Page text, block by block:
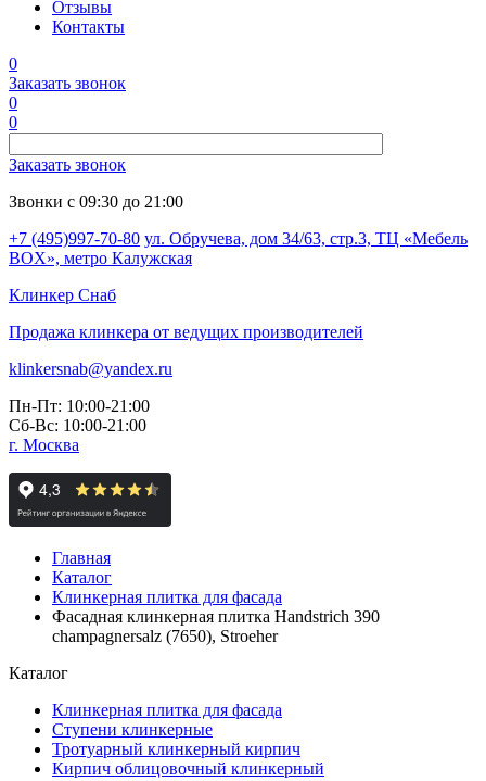
Отзывы
Контакты
0
Заказать звонок
0
0
Заказать звонок
Звонки с 09:30 до 21:00
+7 (495)997-70-80 ул. Обручева, дом 34/63, стр.3, ТЦ «Мебель
BOX», метро Калужская
Клинкер Снаб
Продажа клинкера от ведущих производителей
klinkersnab@yandex.ru
Пн-Пт: 10:00-21:00
Сб-Вс: 10:00-21:00
г. Москва
Главная
Каталог
Клинкерная плитка для фасада
Фасадная клинкерная плитка Handstrich 390
champagnersalz (7650), Stroeher
Каталог
Клинкерная плитка для фасада
Ступени клинкерные
Тротуарный клинкерный кирпич
Кирпич облицовочный клинкерный